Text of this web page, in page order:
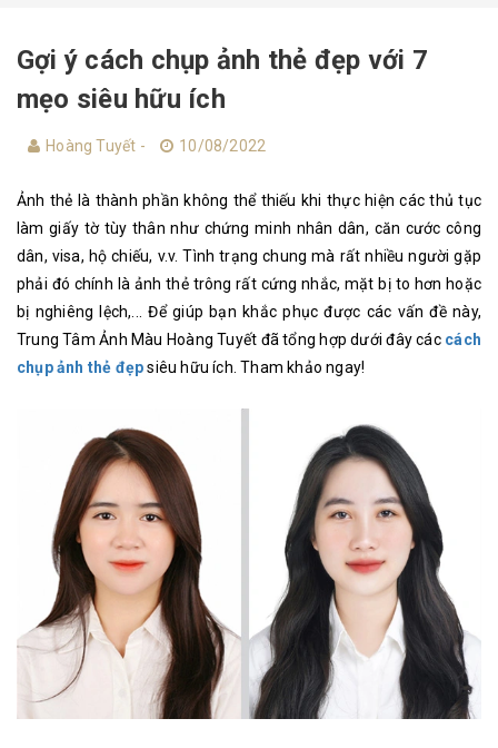
LIÊN HỆ
Gợi ý cách chụp ảnh thẻ đẹp với 7
mẹo siêu hữu ích
Hoàng Tuyết - 10/08/2022
Ảnh thẻ là thành phần không thể thiếu khi thực hiện các thủ tục
làm giấy tờ tùy thân như chứng minh nhân dân, căn cước công
dân, visa, hộ chiếu, v.v. Tình trạng chung mà rất nhiều người gặp
phải đó chính là ảnh thẻ trông rất cứng nhắc, mặt bị to hơn hoặc
bị nghiêng lệch,... Để giúp bạn khắc phục được các vấn đề này,
Trung Tâm Ảnh Màu Hoàng Tuyết đã tổng hợp dưới đây các cách
chụp ảnh thẻ đẹpsiêu hữu ích. Tham khảo ngay!